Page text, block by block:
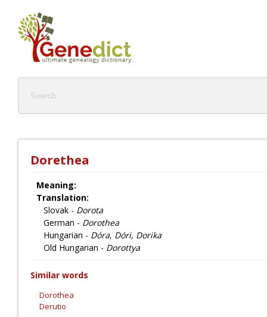
Dorethea
Meaning:
Translation:
Slovak - Dorota
German - Dorothea
Hungarian - Dóra, Dóri, Dorika
Old Hungarian - Dorottya
Similar words
Dorothea
Derutio